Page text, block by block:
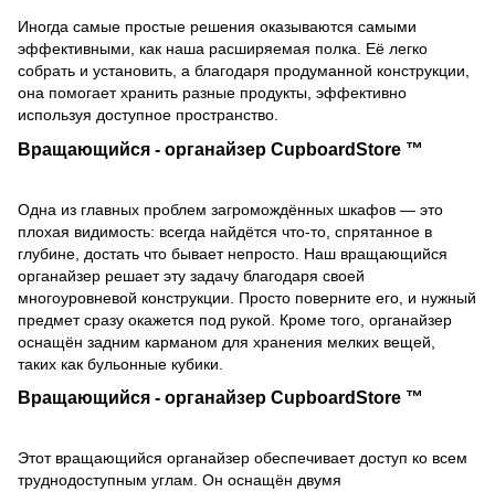
Иногда самые простые решения оказываются самыми
эффективными, как наша расширяемая полка. Её легко
собрать и установить, а благодаря продуманной конструкции,
она помогает хранить разные продукты, эффективно
используя доступное пространство.
Вращающийся - органайзер CupboardStore ™
Одна из главных проблем загромождённых шкафов — это
плохая видимость: всегда найдётся что-то, спрятанное в
глубине, достать что бывает непросто. Наш вращающийся
органайзер решает эту задачу благодаря своей
многоуровневой конструкции. Просто поверните его, и нужный
предмет сразу окажется под рукой. Кроме того, органайзер
оснащён задним карманом для хранения мелких вещей,
таких как бульонные кубики.
Вращающийся - органайзер CupboardStore ™
Этот вращающийся органайзер обеспечивает доступ ко всем
труднодоступным углам. Он оснащён двумя